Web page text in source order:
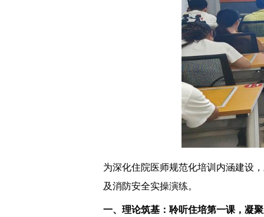
为深化住院医师规范化培训内涵建设
及消防安全实操演练。
一、理论筑基：聆听住培第一课，凝